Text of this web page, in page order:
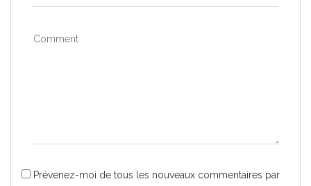
Prévenez-moi de tous les nouveaux commentaires par